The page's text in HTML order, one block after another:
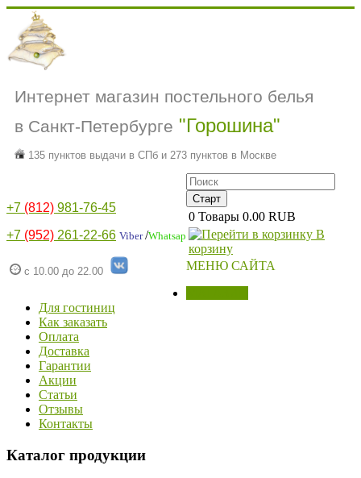
Интернет магазин постельного белья
в Санкт-Петербурге "Горошина"
135 пунктов выдачи в СПб и 273 пунктов в Москве
+7 (812) 981-76-45
+7 (952) 261-22-66 Viber/Whatsap
с 10.00 до 22.00
0 Товары 0.00 RUB
В
корзину
МЕНЮ САЙТА
Для гостиниц
Как заказать
Оплата
Доставка
Гарантии
Акции
Статьи
Отзывы
Контакты
Каталог продукции